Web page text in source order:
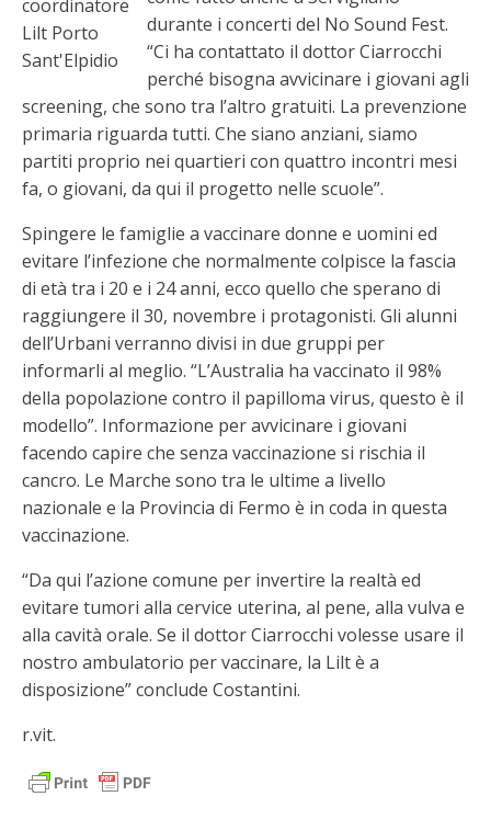
coordinatore
Lilt Porto
Sant'Elpidio
durante i concerti del No Sound Fest.
“Ci ha contattato il dottor Ciarrocchi
perché bisogna avvicinare i giovani agli
screening, che sono tra l’altro gratuiti. La prevenzione
primaria riguarda tutti. Che siano anziani, siamo
partiti proprio nei quartieri con quattro incontri mesi
fa, o giovani, da qui il progetto nelle scuole”.
Spingere le famiglie a vaccinare donne e uomini ed
evitare l’infezione che normalmente colpisce la fascia
di età tra i 20 e i 24 anni, ecco quello che sperano di
raggiungere il 30, novembre i protagonisti. Gli alunni
dell’Urbani verranno divisi in due gruppi per
informarli al meglio. “L’Australia ha vaccinato il 98%
della popolazione contro il papilloma virus, questo è il
modello”. Informazione per avvicinare i giovani
facendo capire che senza vaccinazione si rischia il
cancro. Le Marche sono tra le ultime a livello
nazionale e la Provincia di Fermo è in coda in questa
vaccinazione.
“Da qui l’azione comune per invertire la realtà ed
evitare tumori alla cervice uterina, al pene, alla vulva e
alla cavità orale. Se il dottor Ciarrocchi volesse usare il
nostro ambulatorio per vaccinare, la Lilt è a
disposizione” conclude Costantini.
r.vit.